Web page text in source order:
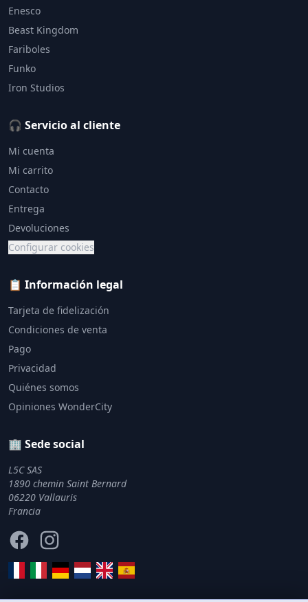
Enesco
Beast Kingdom
Fariboles
Funko
Iron Studios
🎧 Servicio al cliente
Mi cuenta
Mi carrito
Contacto
Entrega
Devoluciones
Configurar cookies
📋 Información legal
Tarjeta de fidelización
Condiciones de venta
Pago
Privacidad
Quiénes somos
Opiniones WonderCity
🏢 Sede social
L5C SAS
1890 chemin Saint Bernard
06220 Vallauris
Francia
FacebookInstagram